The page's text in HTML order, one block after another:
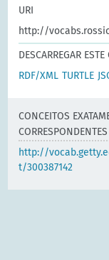
URI
http://
DESCARREGAR
RDF/XML TURTLE
CONCEITOS
CORRESPONDENTES
http://
t/300387142